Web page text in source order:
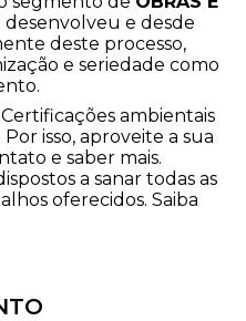
desenvolveu e desde
deste processo,
e seriedade como
ambientais
isso, aproveite a sua
e saber mais.
a sanar todas as
oferecidos. Saiba